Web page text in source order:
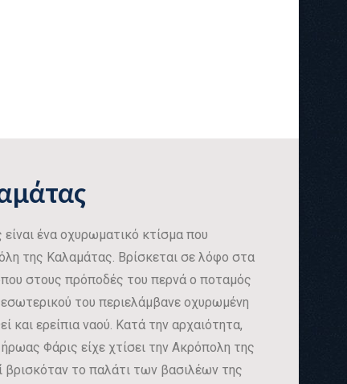
ένα οχυρωματικό κτίσμα που
της Καλαμάτας. Βρίσκεται σε λόφο στα
στους πρόποδές του περνά ο ποταμός
του περιελάμβανε οχυρωμένη
και ερείπια ναού. Κατά την αρχαιότητα,
Φάρις είχε χτίσει την Ακρόπολη της
βρισκόταν το παλάτι των βασιλέων της